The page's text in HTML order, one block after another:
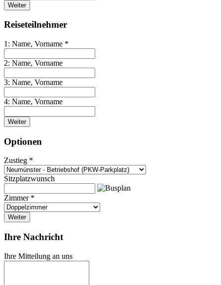
Weiter
Reiseteilnehmer
1: Name, Vorname *
2: Name, Vorname
3: Name, Vorname
4: Name, Vorname
Weiter
Optionen
Zustieg *
Sitzplatzwunsch
Zimmer *
Weiter
Ihre Nachricht
Ihre Mitteilung an uns